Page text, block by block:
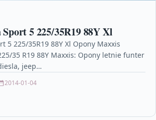
5 225/35R19 88Y Xl
5 225/35R19 88Y Xl Opony Maxxis
35 R19 88Y Maxxis: Opony letnie funter
jeep…
2014-01-04